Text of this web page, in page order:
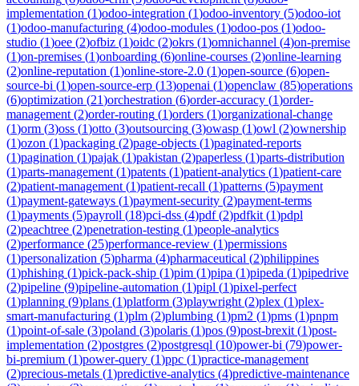
implementation (1)odoo-integration (1)odoo-inventory (5)odoo-iot
(1)odoo-manufacturing (4)odoo-modules (1)odoo-pos (1)odoo-
studio (1)oee (2)ofbiz (1)oidc (2)okrs (1)omnichannel (4)on-premise
(1)on-premises (1)onboarding (6)online-courses (2)online-learning
(2)online-reputation (1)online-store-2.0 (1)open-source (6)open-
source-bi (1)open-source-erp (13)openai (1)openclaw (85)operations
(6)optimization (21)orchestration (6)order-accuracy (1)order-
management (2)order-routing (1)orders (1)organizational-change
(1)orm (3)oss (1)otto (3)outsourcing (3)owasp (1)owl (2)ownership
(1)ozon (1)packaging (2)page-objects (1)paginated-reports
(1)pagination (1)pajak (1)pakistan (2)paperless (1)parts-distribution
(1)parts-management (1)patents (1)patient-analytics (1)patient-care
(2)patient-management (1)patient-recall (1)patterns (5)payment
(1)payment-gateways (1)payment-security (2)payment-terms
(1)payments (5)payroll (18)pci-dss (4)pdf(2)pdfkit (1)pdpl
(2)peachtree (2)penetration-testing (1)people-analytics
(2)performance (25)performance-review (1)permissions
(1)personalization (5)pharma (4)pharmaceutical (2)philippines
(1)phishing (1)pick-pack-ship (1)pim (1)pipa (1)pipeda (1)pipedrive
(2)pipeline (9)pipeline-automation (1)pipl (1)pixel-perfect
(1)planning (9)plans (1)platform (3)playwright (2)plex (1)plex-
smart-manufacturing (1)plm (2)plumbing (1)pm2 (1)pms (1)pnpm
(1)point-of-sale (3)poland (3)polaris (1)pos (9)post-brexit (1)post-
implementation (2)postgres (2)postgresql (10)power-bi (79)power-
bi-premium (1)power-query (1)ppc (1)practice-management
(2)precious-metals (1)predictive-analytics (4)predictive-maintenance